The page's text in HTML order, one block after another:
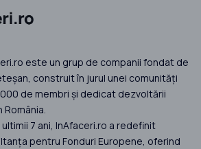
este un grup de companii fondat de
construit în jurul unei comunități
de membri și dedicat dezvoltării
ultimii 7 ani, InAfaceri.ro a redefinit
pentru Fonduri Europene, oferind